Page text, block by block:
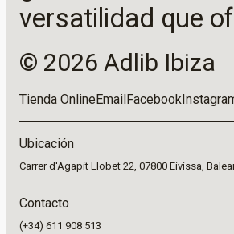
versatilidad que
© 2026 Adlib Ibiza
Tienda Online Email Facebook
Ubicación
Carrer d'Agapit Llobet 22, 07800 Eivissa,
Contacto
(+34) 611 908 513